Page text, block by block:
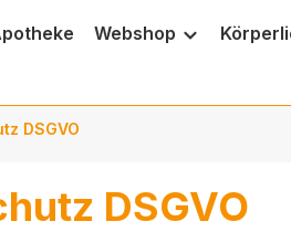
Webshop
DSGVO
DSGVO